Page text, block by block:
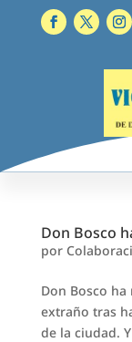
Don Bosco
por
Don Bosco
extraño tras
de la ciudad.